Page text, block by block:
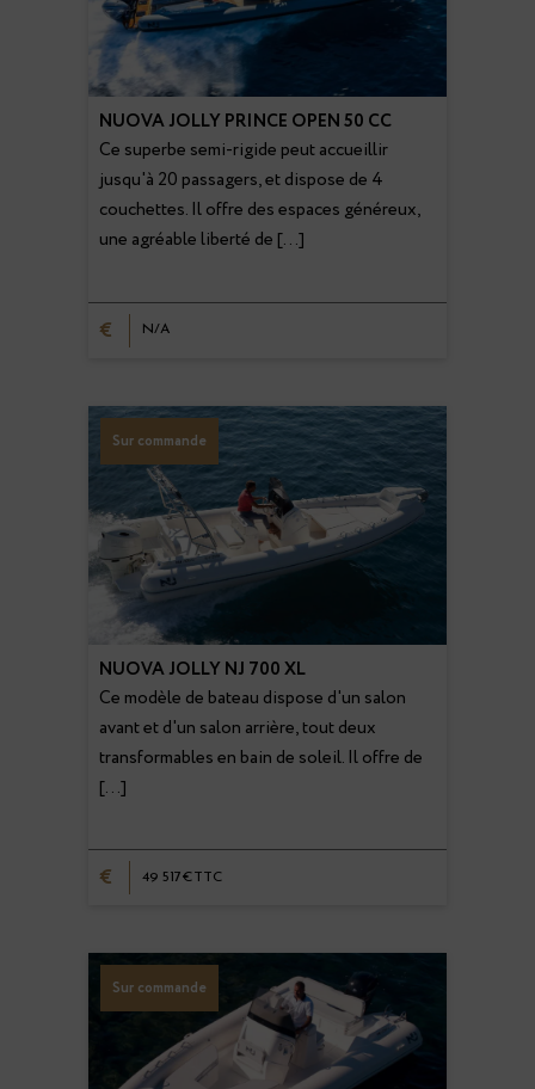
NUOVA JOLLY PRINCE OPEN 50 CC
Ce superbe semi-rigide peut accueillir
jusqu'à 20 passagers, et dispose de 4
couchettes. Il offre des espaces généreux,
une agréable liberté de […]
€ N/A
Sur commande
NUOVA JOLLY NJ 700 XL
Ce modèle de bateau dispose d'un salon
avant et d'un salon arrière, tout deux
transformables en bain de soleil. Il offre de
[…]
€ 49 517€TTC
Sur commande